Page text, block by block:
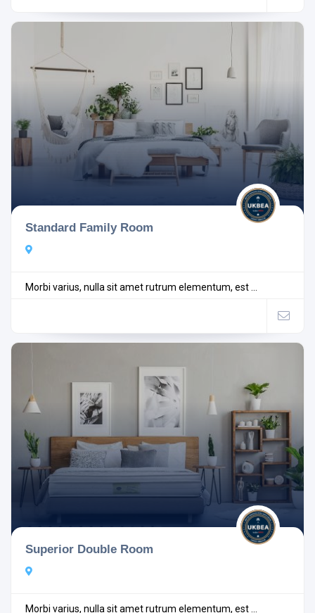
Standard Family Room
Morbi varius, nulla sit amet rutrum elementum, est ...
Superior Double Room
Morbi varius, nulla sit amet rutrum elementum, est ...